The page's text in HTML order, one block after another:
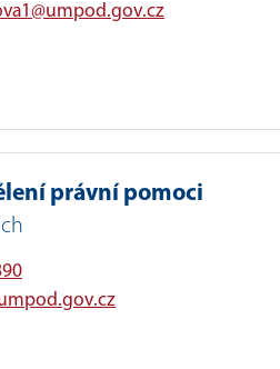
právní pomoci